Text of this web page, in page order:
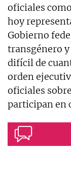
oficiales
hoy
Gobierno
transgénero y
difícil de
orden
oficiales
participan en